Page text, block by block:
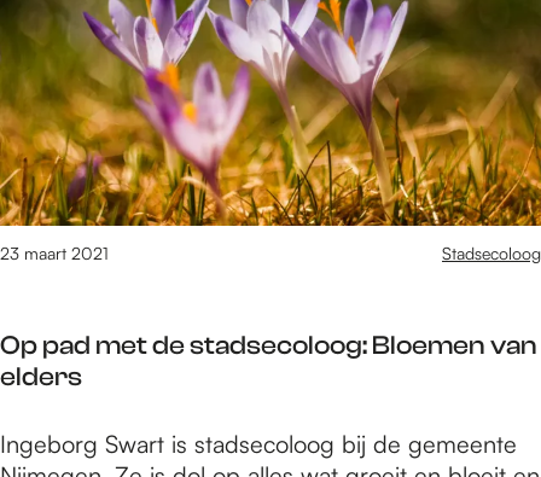
a
n
N
E
U
S
e
,
E
l
i
e
a
n
N
Op pad met de stadsecoloog: Bloemen van
elders
23 maart 2021 Stadsecoloog
O
Ingeborg Swart is stadsecoloog bij de gemeente